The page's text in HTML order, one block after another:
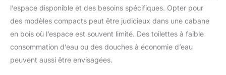
l’espace disponible et des besoins spécifiques. Opter pour
des modèles compacts peut être judicieux dans une cabane
en bois où l’espace est souvent limité. Des toilettes à faible
consommation d’eau ou des douches à économie d’eau
peuvent aussi être envisagées.